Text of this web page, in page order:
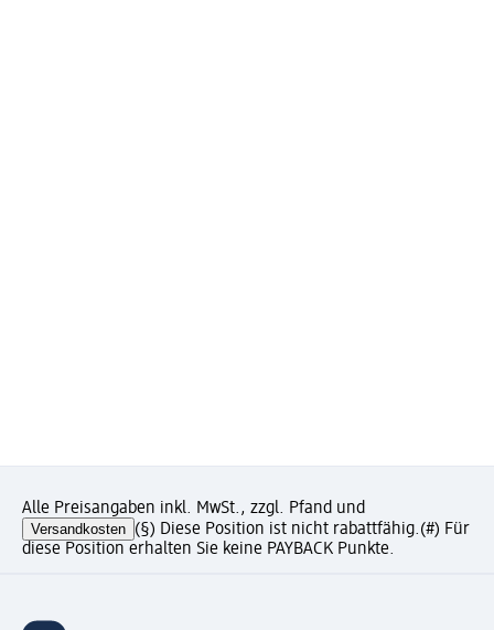
Alle Preisangaben inkl. MwSt., zzgl. Pfand und
Versandkosten (§) Diese Position ist nicht rabattfähig.(#) Für
diese Position erhalten Sie keine PAYBACK Punkte.